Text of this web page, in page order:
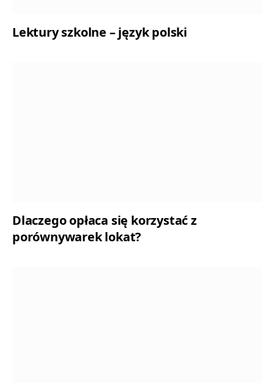
Lektury szkolne – język polski
Dlaczego opłaca się korzystać z
porównywarek lokat?